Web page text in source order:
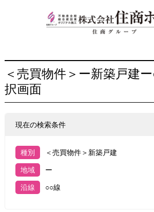
＜売買物件＞ー新築戸建
択画面
現在の検索条件
種別 ＜売買物件＞新築戸建
地域 ー
沿線 ○○線